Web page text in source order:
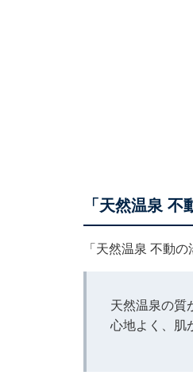
「天然温泉 不
「天然温泉 不動
天然温泉の質
心地よく、肌